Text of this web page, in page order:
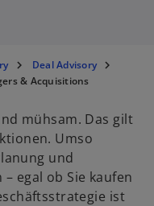
Deal Advisory
& Acquisitions
mühsam. Das gilt
Umso
und
egal ob Sie kaufen
ist